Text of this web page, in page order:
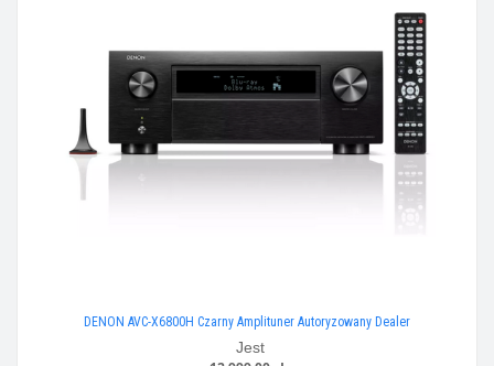
DENON AVC-X6800H Czarny Amplituner Autoryzowany Dealer
Jest